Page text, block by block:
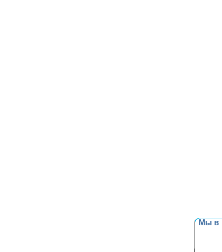
Мы в